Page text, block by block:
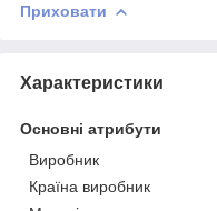
Приховати
Характеристики
Основні атрибути
Виробник
Країна виробник